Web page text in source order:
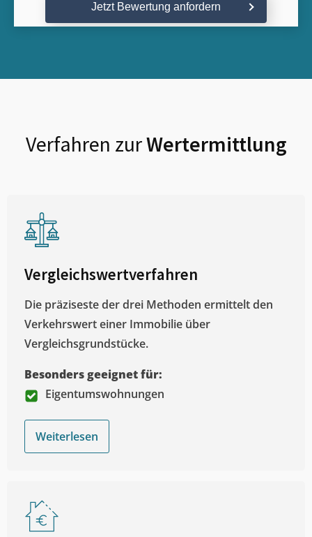
Jetzt Bewertung anfordern
Verfahren zurWertermittlung
Vergleichswertverfahren
Die präziseste der drei Methoden ermittelt den
Verkehrswert einer Immobilie über
Vergleichsgrundstücke.
Besonders geeignet für:
Eigentumswohnungen
Weiterlesen